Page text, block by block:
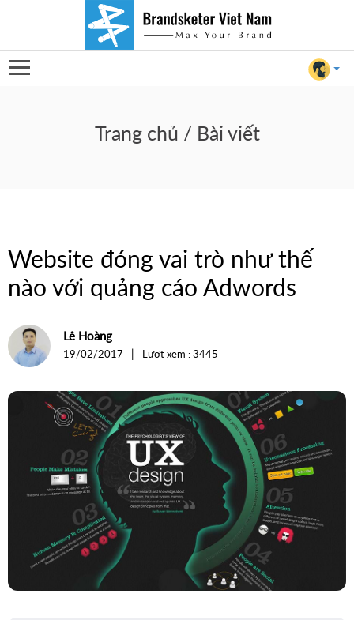
For Client
For Internal
như
thế
với
quảng
Adwords
Trang chủ / Bài viết
Website đóng vai trò như thế
nào với quảng cáo Adwords
Lê Hoàng
19/02/2017 | Lượt xem : 3445